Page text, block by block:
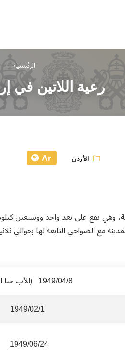
الرئيسية
رعية اللاتين في
الأردن Ar
وهي تقع على بعد واحد ووسبعين
مع الضواحي التابعة لها
1949/04/8 (الأب حنا النمري)
1949/02/1
1949/06/24